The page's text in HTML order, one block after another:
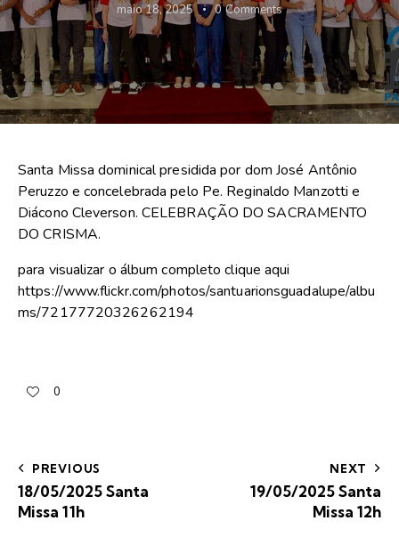
maio 18, 2025 0 Comments
Santa Missa dominical presidida por dom José Antônio
Peruzzo e concelebrada pelo Pe. Reginaldo Manzotti e
Diácono Cleverson. CELEBRAÇÃO DO SACRAMENTO
DO CRISMA.
para visualizar o álbum completo clique aqui
https://www.flickr.com/photos/santuarionsguadalupe/albu
ms/72177720326262194
0
PREVIOUS
18/05/2025 Santa
Missa 11h
NEXT
19/05/2025 Santa
Missa 12h